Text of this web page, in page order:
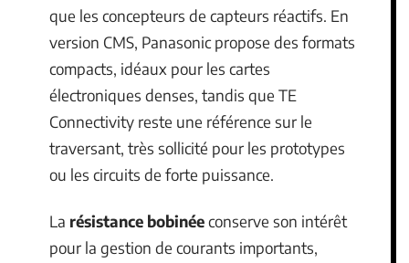
que les concepteurs de capteurs réactifs. En
version CMS, Panasonic propose des formats
compacts, idéaux pour les cartes
électroniques denses, tandis que TE
Connectivity reste une référence sur le
traversant, très sollicité pour les prototypes
ou les circuits de forte puissance.
La résistance bobinéeconserve son intérêt
pour la gestion de courants importants,